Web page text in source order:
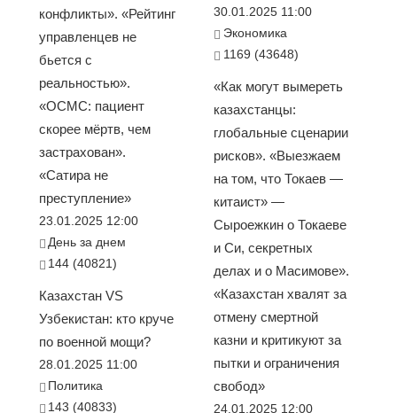
конфликты». «Рейтинг
управленцев не
бьется с
реальностью».
«ОСМС: пациент
скорее мёртв, чем
застрахован».
«Сатира не
преступление»
23.01.2025 12:00
День за днем
144 (40821)
Казахстан VS
Узбекистан: кто круче
по военной мощи?
28.01.2025 11:00
Политика
143 (40833)
30.01.2025 11:00
Экономика
1169 (43648)
«Как могут вымереть
казахстанцы:
глобальные сценарии
рисков». «Выезжаем
на том, что Токаев —
китаист» —
Сыроежкин о Токаеве
и Си, секретных
делах и о Масимове».
«Казахстан хвалят за
отмену смертной
казни и критикуют за
пытки и ограничения
свобод»
24.01.2025 12:00